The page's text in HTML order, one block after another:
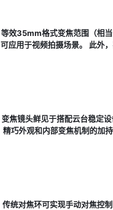
等效35mm格式变焦范围（相
可应用于视频拍摄场景。 此外
变焦镜头鲜见于搭配云台稳定
精巧外观和内部变焦机制的加
传统对焦环可实现手动对焦控